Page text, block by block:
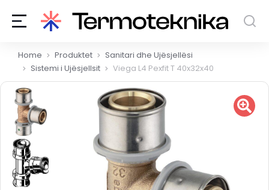
You are here:
Home Produktet
Sanitari dhe Ujësjellësi
Sistemi i Ujësjellsit
Viega L4 Pexfit T 40x32x40